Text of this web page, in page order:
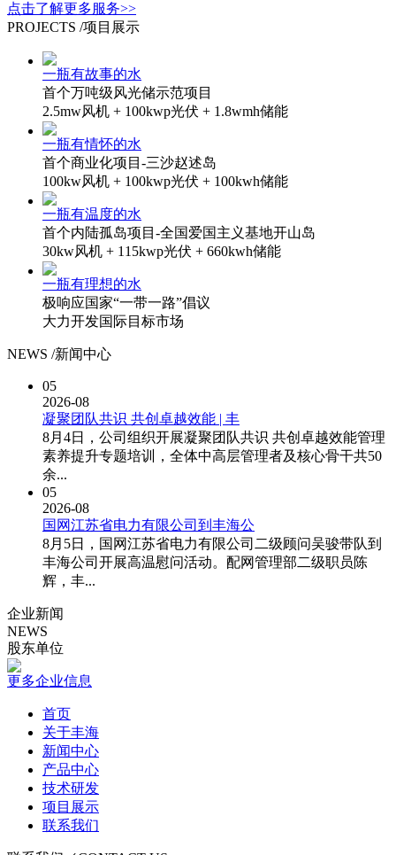
点击了解更多服务>>
PROJECTS /项目展示
一瓶有故事的水
首个万吨级风光储示范项目
2.5mw风机 + 100kwp光伏 + 1.8wmh储能
一瓶有情怀的水
首个商业化项目-三沙赵述岛
100kw风机 + 100kwp光伏 + 100kwh储能
一瓶有温度的水
首个内陆孤岛项目-全国爱国主义基地开山岛
30kw风机 + 115kwp光伏 + 660kwh储能
一瓶有理想的水
极响应国家“一带一路”倡议
大力开发国际目标市场
NEWS /新闻中心
05
2026-08
凝聚团队共识 共创卓越效能 | 丰
8月4日，公司组织开展凝聚团队共识 共创卓越效能管理
素养提升专题培训，全体中高层管理者及核心骨干共50
余...
05
2026-08
国网江苏省电力有限公司到丰海公
8月5日，国网江苏省电力有限公司二级顾问吴骏带队到
丰海公司开展高温慰问活动。配网管理部二级职员陈
辉，丰...
企业新闻
NEWS
股东单位
更多企业信息
首页
关于丰海
新闻中心
产品中心
技术研发
项目展示
联系我们